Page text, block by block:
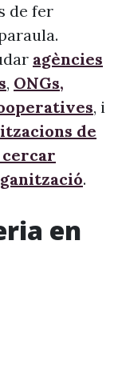
de fer
agències
, ONGs,
, i
de
cercar
.
en